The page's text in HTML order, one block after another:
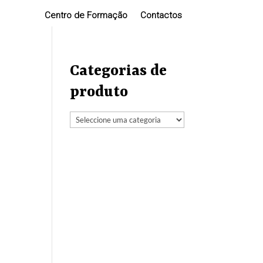
Centro de Formação Contactos
Categorias de
produto